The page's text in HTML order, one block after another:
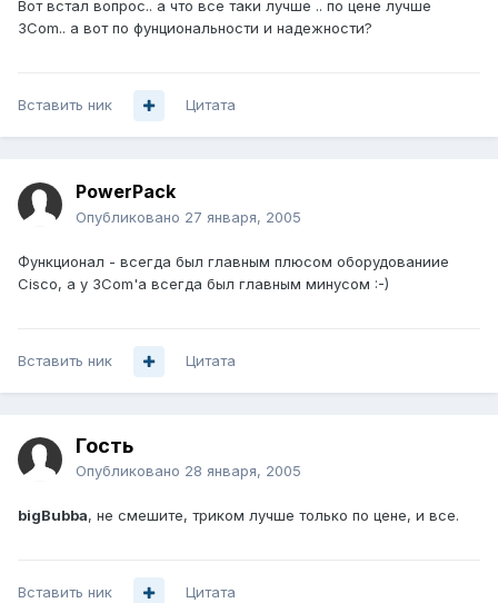
Вот встал вопрос.. а что все таки лучше .. по цене лучше
3Com.. а вот по фунциональности и надежности?
Вставить ник Цитата
PowerPack
Опубликовано 27 января, 2005
Функционал - всегда был главным плюсом оборудованиие
Cisco, а у 3Com'а всегда был главным минусом :-)
Вставить ник Цитата
Гость
Опубликовано 28 января, 2005
bigBubba, не смешите, триком лучше только по цене, и все.
Вставить ник Цитата